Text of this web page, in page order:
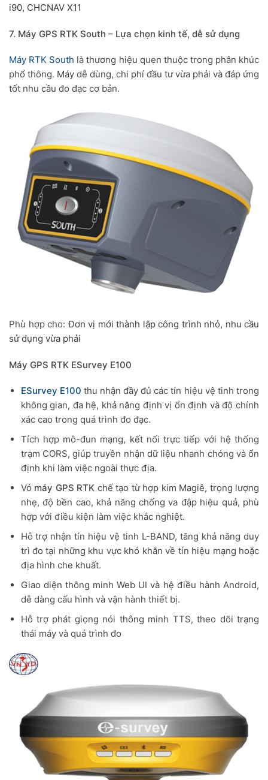
i90, CHCNAV X11
7. Máy GPS RTK South – Lựa chọn kinh tế, dễ sử dụng
Máy RTK South là thương hiệu quen thuộc trong phân khúc
phổ thông. Máy dễ dùng, chi phí đầu tư vừa phải và đáp ứng
tốt nhu cầu đo đạc cơ bản.
Phù hợp cho:Đơn vị mới thành lập công trình nhỏ, nhu cầu
sử dụng vừa phải
Máy GPS RTK ESurvey E100
ESurvey E100 thu nhận đầy đủ các tín hiệu vệ tinh trong
không gian, đa hệ, khả năng định vị ổn định và độ chính
xác cao trong quá trình đo đạc.
Tích hợp mô-đun mạng, kết nối trực tiếp với hệ thống
trạm CORS, giúp truyền nhận dữ liệu nhanh chóng và ổn
định khi làm việc ngoài thực địa.
Vỏ máy GPS RTK chế tạo từ hợp kim Magiê, trọng lượng
nhẹ, độ bền cao, khả năng chống va đập hiệu quả, phù
hợp với điều kiện làm việc khắc nghiệt.
Hỗ trợ nhận tín hiệu vệ tinh L-BAND, tăng khả năng duy
trì đo tại những khu vực khó khăn về tín hiệu mạng hoặc
địa hình che khuất.
Giao diện thông minh Web UI và hệ điều hành Android,
dễ dàng cấu hình và vận hành thiết bị.
Hỗ trợ phát giọng nói thông minh TTS, theo dõi trạng
thái máy và quá trình đo